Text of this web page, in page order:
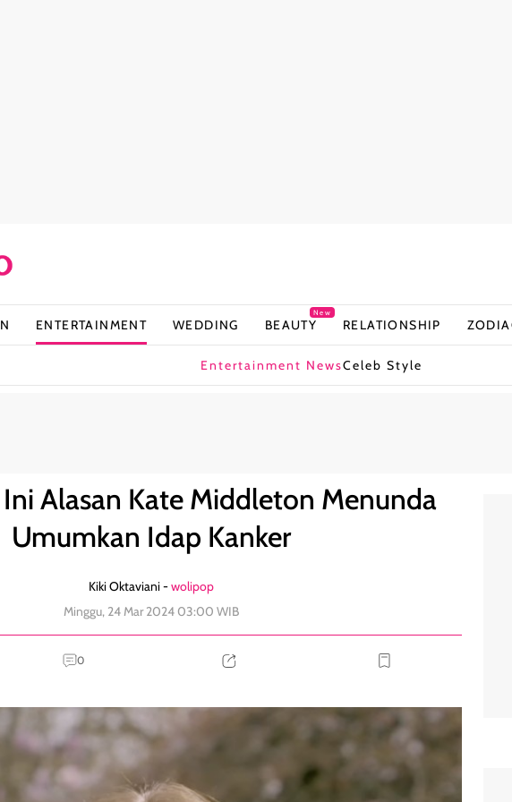
ENTERTAINMENT WEDDING BEAUTY
New
RELATIONSHIP
Entertainment NewsCeleb Style
Alasan Kate Middleton Menunda
Umumkan Idap Kanker
Kiki Oktaviani -wolipop
Minggu, 24 Mar 2024 03:00 WIB
0